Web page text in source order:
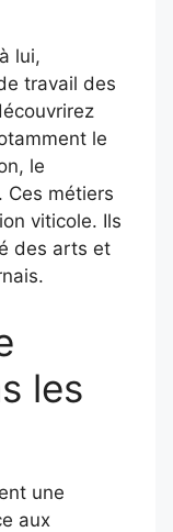
lui,
travail des
le
le
Ces métiers
viticole. Ils
des arts et
les
une
aux